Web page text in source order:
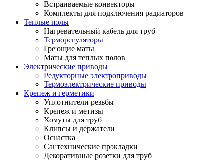
Встраиваемые конвекторы
Комплекты для подключения радиаторов
Теплые полы
Нагревательный кабель для труб
Терморегуляторы
Греющие маты
Маты для теплых полов
Электрические приводы
Редукторные электроприводы
Термоэлектрические приводы
Крепеж и герметики
Уплотнители резьбы
Крепеж и метизы
Хомуты для труб
Клипсы и держатели
Оснастка
Сантехнические прокладки
Декоративные розетки для труб